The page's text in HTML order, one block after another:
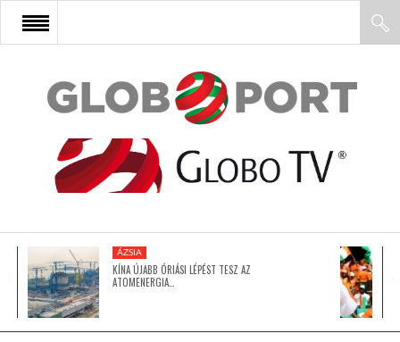
FŐOLDAL
AFRIKA
ÁZSIA
ÁZSIA
KÍNA ÚJABB ÓRIÁSI LÉPÉST TESZ AZ
ATOMENERGIA…